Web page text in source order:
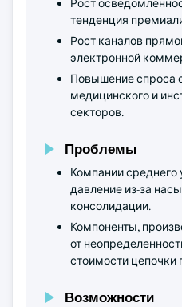
Рост
тенденция
Рост каналов
электронной
Повышение спроса
медицинского и
секторов.
Проблемы
Компании
давление из-за
консолидации.
Компоненты,
от
стоимости цепочки
Возможности